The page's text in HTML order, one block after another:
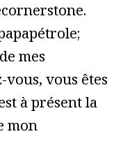
mes
vous êtes
à présent la
mon